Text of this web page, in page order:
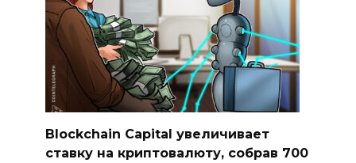
Blockchain Capital увеличивает
ставку на криптовалюту, собрав 700